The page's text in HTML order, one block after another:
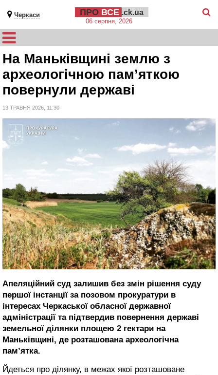
Черкаси ПРО ВСЕ .ck.ua
06 серпня, 2026
На Маньківщині землю з
археологічною пам’яткою
повернули державі
13 ТРАВНЯ 2026, 11:30
Апеляційний суд залишив без змін рішення суду
першої інстанції за позовом прокуратури в
інтересах Черкаської обласної державної
адміністрації та підтвердив повернення державі
земельної ділянки площею 2 гектари на
Маньківщині, де розташована археологічна
пам’ятка.
Йдеться про ділянку, в межах якої розташоване